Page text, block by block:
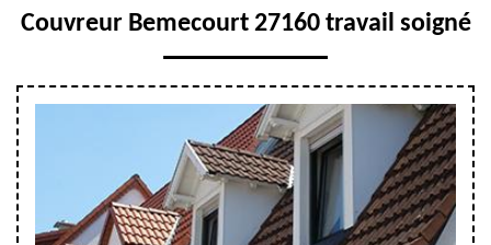
Couvreur Bemecourt 27160 travail soigné